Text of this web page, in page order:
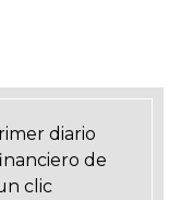
diario
de
clic